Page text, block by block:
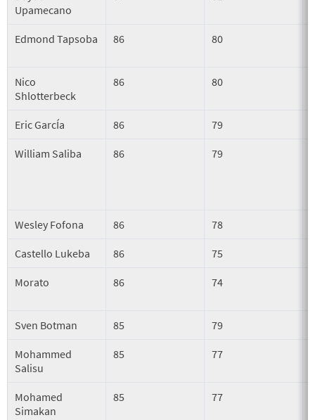
Upamecano
Edmond Tapsoba 86 80
Nico
Shlotterbeck
86 80
Eric GarcÍa 86 79
William Saliba 86 79
Wesley Fofona 86 78
Castello Lukeba 86 75
Morato 86 74
Sven Botman 85 79
Mohammed
Salisu
85 77
Mohamed
Simakan
85 77